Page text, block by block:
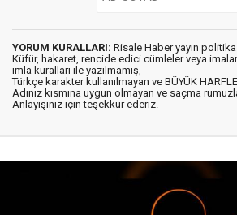
YORUM KURALLARI: Risale Haber yayın
Küfür, hakaret, rencide edici cümleler veya
imla kuralları ile yazılmamış,
Türkçe karakter kullanılmayan ve BÜYÜK
Adınız kısmına uygun olmayan ve saçma
Anlayışınız için teşekkür ederiz.